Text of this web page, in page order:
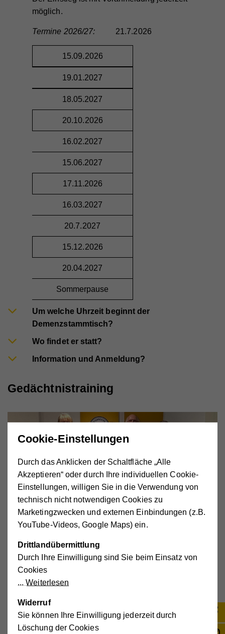
möglich.
Termine 2026/27: 21.7.2026
15.09.2026
19.01.2027
18.05.2027
20.10.2026
16.02.2027
15.06.2027
17.11.2026
16.03.2027
20.7.2027
15.12.2026
20.04.2027
Sommerpause
Um welche Uhrzeit beginnt der
Demenzstammtisch?
Wo findet er statt?
Information und Anmeldung?
Gedächtnistraining
unabhängig und selbstbestimmt in der gewohnten
Umgebung bleiben. Eine große Sorge ist, dass das
Gedächtnis nachlässt und die Bewältigung des Alltags
Cookie-Einstellungen
Durch das Anklicken der Schaltfläche „Alle
Akzeptieren“ oder durch Ihre individuellen Cookie-
Einstellungen, willigen Sie in die Verwendung von
technisch nicht notwendigen Cookies zu
Marketingzwecken und externen Einbindungen (z.B.
YouTube-Videos, Google Maps) ein.
Drittlandübermittlung
Durch Ihre Einwilligung sind Sie beim Einsatz von
Cookies
Weiterlesen
Widerruf
Sie können Ihre Einwilligung jederzeit durch
Löschung der Cookies